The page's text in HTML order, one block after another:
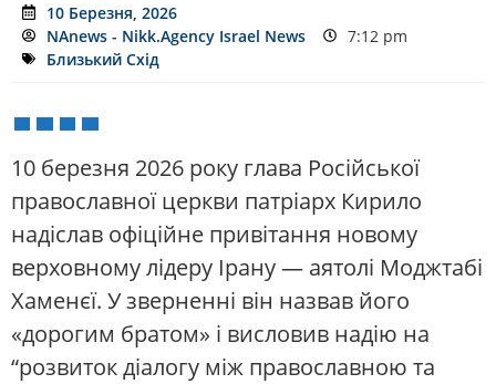
10 Березня, 2026
NAnews - Nikk.Agency Israel News
7:12 pm
Близький Схід
10 березня 2026 року глава Російської
православної церкви патріарх Кирило
надіслав офіційне привітання новому
верховному лідеру Ірану — аятолі Моджтабі
Хаменєї. У зверненні він назвав його
«дорогим братом» і висловив надію на
“розвиток діалогу між православною та